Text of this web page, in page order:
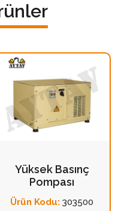
Yüksek Basınç
Pompası
Ürün Kodu: 303500